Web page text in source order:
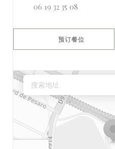
06 19 32 35 08
预订餐位